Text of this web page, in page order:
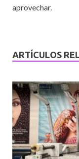
aprovechar.
ARTÍCULOS